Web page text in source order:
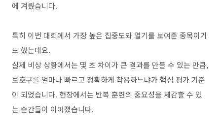
에 겨뤘습니다.
특히 이번 대회에서 가장 높은 집중도와 열기를 보여준 종목이기
도 했는데요.
실제 비상 상황에서는 몇 초 차이가 큰 결과를 만들 수 있는 만큼,
보호구를 얼마나 빠르고 정확하게 착용하느냐가 핵심 평가 기준
이 되었습니다. 현장에서는 반복 훈련의 중요성을 체감할 수 있
는 순간들이 이어졌습니다.